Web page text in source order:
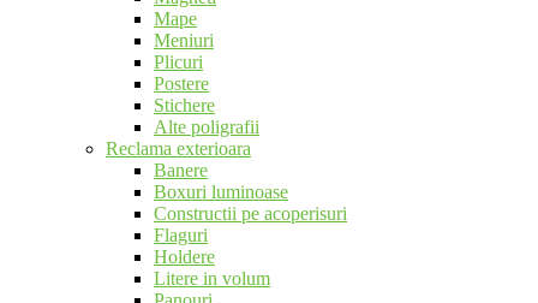
Mape
Meniuri
Plicuri
Postere
Stichere
Alte poligrafii
Reclama exterioara
Banere
Boxuri luminoase
Constructii pe acoperisuri
Flaguri
Holdere
Litere in volum